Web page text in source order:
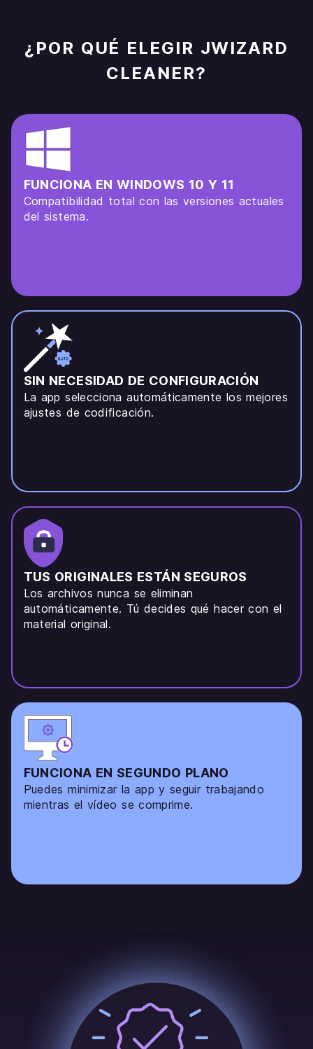
¿POR QUÉ ELEGIR JWIZARD
CLEANER?
FUNCIONA EN WINDOWS 10 Y 11
Compatibilidad total con las versiones actuales
del sistema.
SIN NECESIDAD DE CONFIGURACIÓN
La app selecciona automáticamente los mejores
ajustes de codificación.
TUS ORIGINALES ESTÁN SEGUROS
Los archivos nunca se eliminan
automáticamente. Tú decides qué hacer con el
material original.
FUNCIONA EN SEGUNDO PLANO
Puedes minimizar la app y seguir trabajando
mientras el vídeo se comprime.